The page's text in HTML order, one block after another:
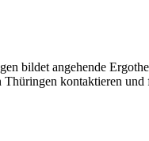
bildet angehende
kontaktieren